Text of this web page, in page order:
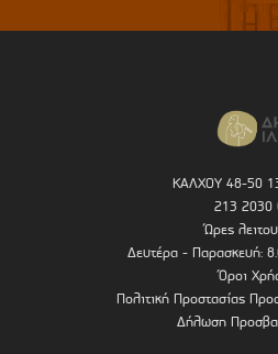
ΚΑΛΧΟΥ 48-50
213 2030
Ώρες
Δευτέρα - Παρασκευή:
Όροι
Πολιτική Προστασίας
Δήλωση